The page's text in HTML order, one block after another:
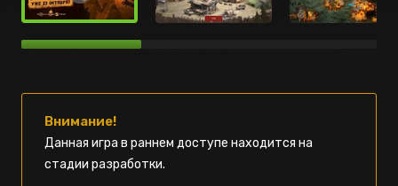
Внимание!
Данная игра в раннем доступе находится на
стадии разработки.